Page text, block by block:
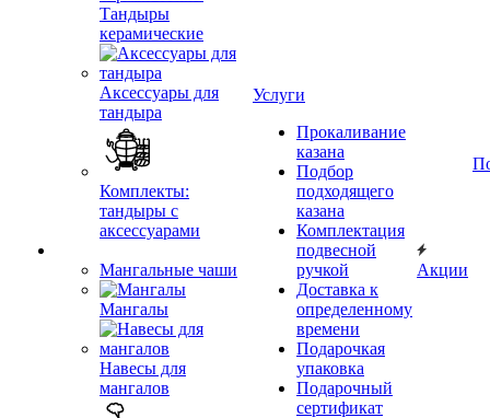
Тандыры
керамические
Аксессуары для
тандыра
Комплекты:
тандыры с
аксессуарами
Мангальные чаши
Мангалы
Навесы для
мангалов
Услуги
Прокаливание
казана
Подбор
подходящего
казана
Комплектация
подвесной
ручкой
Доставка к
определенному
времени
Подарочкая
упаковка
Подарочный
сертификат
Акции